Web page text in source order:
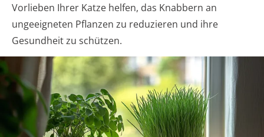
Vorlieben Ihrer Katze helfen, das Knabbern an
ungeeigneten Pflanzen zu reduzieren und ihre
Gesundheit zu schützen.